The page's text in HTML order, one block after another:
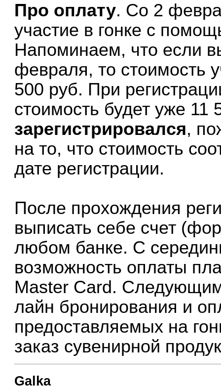
Про оплату. Со 2
участие в гонке с
Напоминаем, что если
февраля, то стоимость
500 руб. При
стоимость будет уже 11
зарегистрировался,
на то, что стоимость
дате регистрации.
После прохождения
выписать себе счет
любом банке. С
возможность оплаты
Master Card. Следующим
лайн бронирования и
предоставляемых на
заказ сувенирной
Galka